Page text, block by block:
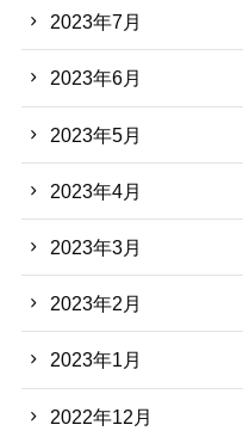
2023年7月
2023年6月
2023年5月
2023年4月
2023年3月
2023年2月
2023年1月
2022年12月